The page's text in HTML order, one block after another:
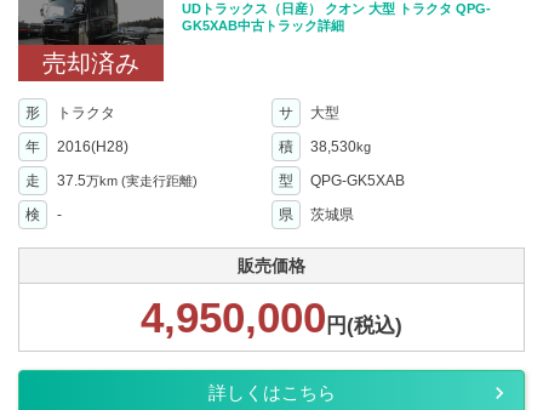
売却済み
UDトラックス（日産） クオン 大型 トラクタ QPG-
GK5XAB中古トラック詳細
形 トラクタ サ
大型
年
2016(H28) 積 38,530kg
走 37.5万km (実走行距離) 型
QPG-GK5XAB
検
- 県 茨城県
販売価格
4,950,000 円(税込)
詳しくはこちら